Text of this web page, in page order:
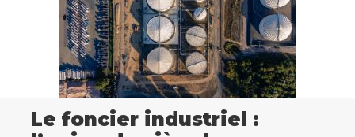
Le foncier industriel :